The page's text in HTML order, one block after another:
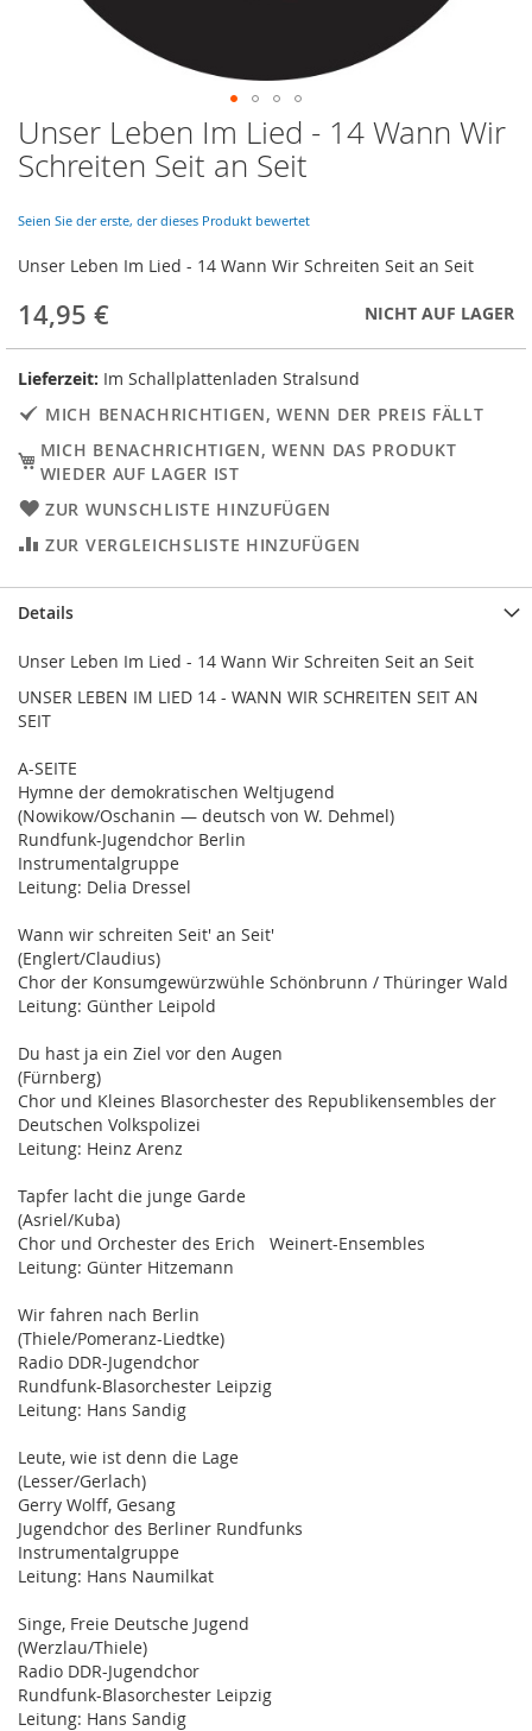
Skip
to
the
of
images
Unser Leben Im Lied - 14 Wann Wir
Schreiten Seit an Seit
Seien Sie der erste, der dieses Produkt bewertet
Unser Leben Im Lied - 14 Wann Wir Schreiten Seit an Seit
14,95 € NICHT AUF LAGER
Lieferzeit: Im Schallplattenladen Stralsund
MICH BENACHRICHTIGEN, WENN DER PREIS FÄLLT
MICH BENACHRICHTIGEN, WENN DAS PRODUKT
WIEDER AUF LAGER IST
ZUR WUNSCHLISTE HINZUFÜGEN
ZUR VERGLEICHSLISTE HINZUFÜGEN
Details
Unser Leben Im Lied - 14 Wann Wir Schreiten Seit an Seit
UNSER LEBEN IM LIED 14 - WANN WIR SCHREITEN SEIT AN
SEIT
A-SEITE
Hymne der demokratischen Weltjugend
(Nowikow/Oschanin — deutsch von W. Dehmel)
Rundfunk-Jugendchor Berlin
Instrumentalgruppe
Leitung: Delia Dressel
Wann wir schreiten Seit' an Seit'
(Englert/Claudius)
Chor der Konsumgewürzwühle Schönbrunn / Thüringer Wald
Leitung: Günther Leipold
Du hast ja ein Ziel vor den Augen
(Fürnberg)
Chor und Kleines Blasorchester des Republikensembles der
Deutschen Volkspolizei
Leitung: Heinz Arenz
Tapfer lacht die junge Garde
(Asriel/Kuba)
Chor und Orchester des Erich Weinert-Ensembles
Leitung: Günter Hitzemann
Wir fahren nach Berlin
(Thiele/Pomeranz-Liedtke)
Radio DDR-Jugendchor
Rundfunk-Blasorchester Leipzig
Leitung: Hans Sandig
Leute, wie ist denn die Lage
(Lesser/Gerlach)
Gerry Wolff, Gesang
Jugendchor des Berliner Rundfunks
Instrumentalgruppe
Leitung: Hans Naumilkat
Singe, Freie Deutsche Jugend
(Werzlau/Thiele)
Radio DDR-Jugendchor
Rundfunk-Blasorchester Leipzig
Leitung: Hans Sandig